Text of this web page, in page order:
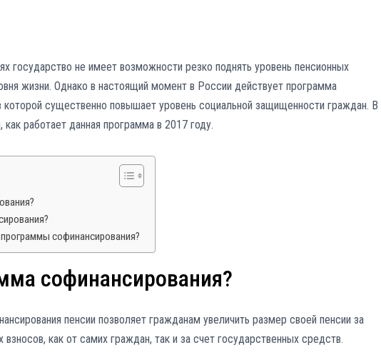
государство не имеет возможности резко поднять уровень пенсионных
жизни. Однако в настоящий момент в России действует программа
которой существенно повышает уровень социальной защищенности граждан. В
работает данная программа в 2017 году.
софинансирования?
софинансирования?
пенсии позволяет гражданам увеличить размер своей пенсии за
как от самих граждан, так и за счет государственных средств.